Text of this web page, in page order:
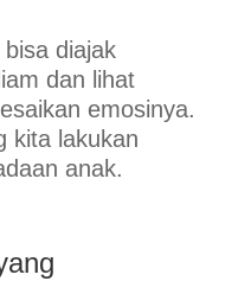
diajak
dan lihat
emosinya.
kita lakukan
anak.